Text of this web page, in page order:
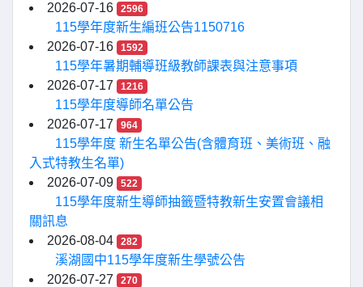
2026-07-16 2596
115學年度新生編班公告1150716
2026-07-16
1592
115學年暑期輔導班級教師課表與注意事項
2026-07-17
1216
115學年度導師名單公告
2026-07-17
964
115學年度 新生名單公告(含體育班、美術班、融
入式特教生名單)
2026-07-09
522
115學年度新生導師抽籤暨特教新生安置會議相
關訊息
2026-08-04
282
溪湖國中115學年度新生學號公告
2026-07-27
270